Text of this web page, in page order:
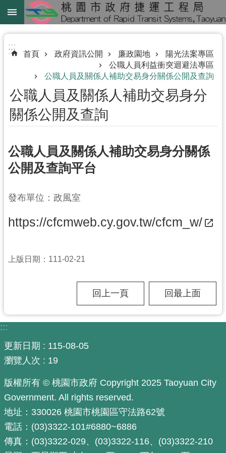
跳到主要內容區塊
綠
中
壢
鐵
地
下
化
進
搜
我
訊
息
告
務
資
訊
:::
::: 首頁 政府資訊公開 廉政園地
陽光法案專區
公職人員利益衝突迴避法專區
公職人員及關係人補助交易身分關係公開及查詢
公職人員及關係人補助交易身分
關係公開及查詢
公職人員及關係人補助交易身分關係
公開及查詢平台
發布單位：政風室
https://cfcmweb.cy.gov.tw/cfcm_w/
上版日期：111-02-21
回上一頁 回最上面
:::
更新日期
115-08-05
瀏覽人次
19
版權所有 © 桃園市政府 Copyright 2025 Taoyuan City
Government. All rights reserved.
地址：330026 桃園市桃園區守法路62號
電話：(03)3322-101#6880~6886
傳真：(03)3322-029、(03)3322-116、(03)3322-210